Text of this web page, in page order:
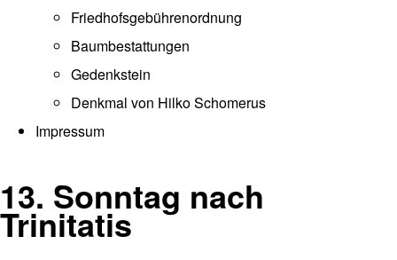
Friedhofsgebührenordnung
Baumbestattungen
Gedenkstein
Denkmal von Hilko Schomerus
Impressum
13. Sonntag nach
Trinitatis